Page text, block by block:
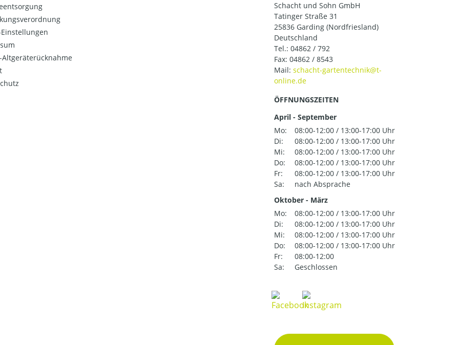
Einstellungen
Altgeräterücknahme
Schacht und Sohn GmbH
Tatinger Straße 31
25836 Garding (Nordfriesland)
Deutschland
Tel.: 04862 / 792
Fax: 04862 / 8543
Mail:
ÖFFNUNGSZEITEN
April - September
Mo:
08:00-12:00 / 13:00-17:00 Uhr
Di:
08:00-12:00 / 13:00-17:00 Uhr
Mi:
08:00-12:00 / 13:00-17:00 Uhr
Do:
08:00-12:00 / 13:00-17:00 Uhr
Fr:
08:00-12:00 / 13:00-17:00 Uhr
Sa:
nach Absprache
Oktober - März
Mo:
08:00-12:00 / 13:00-17:00 Uhr
Di:
08:00-12:00 / 13:00-17:00 Uhr
Mi:
08:00-12:00 / 13:00-17:00 Uhr
Do:
08:00-12:00 / 13:00-17:00 Uhr
Fr:
08:00-12:00
Sa:
Geschlossen